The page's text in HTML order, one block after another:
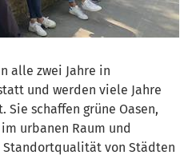
alle zwei Jahre in
und werden viele Jahre
schaffen grüne Oasen,
urbanen Raum und
Standortqualität von Städten